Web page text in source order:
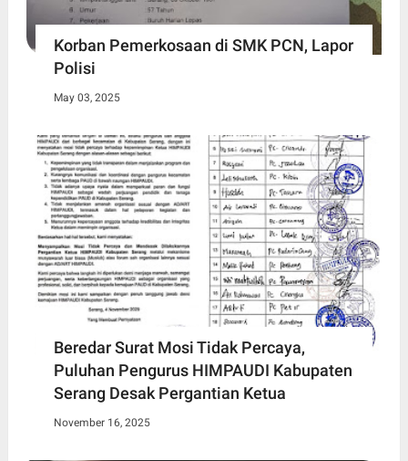
Korban Pemerkosaan di SMK PCN, Lapor
Polisi
May 03, 2025
Beredar Surat Mosi Tidak Percaya,
Puluhan Pengurus HIMPAUDI Kabupaten
Serang Desak Pergantian Ketua
November 16, 2025